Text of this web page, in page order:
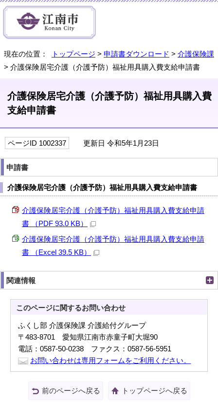
現在の位置： トップページ > 申請書ダウンロード > 介護保険課
> 介護保険居宅介護（介護予防）福祉用具購入費支給申請書
介護保険居宅介護（介護予防）福祉用具購入費
支給申請書
ページID 1002337 更新日 令和5年1月23日
申請書
介護保険居宅介護（介護予防）福祉用具購入費支給申請書
介護保険居宅介護（介護予防）福祉用具購入費支給申請
書 （PDF 93.0 KB）
介護保険居宅介護（介護予防）福祉用具購入費支給申請
書 （Excel 39.5 KB）
関連情報
このページに関するお問い合わせ
ふくし部 介護保険課 介護給付グループ
〒483-8701 愛知県江南市赤童子町大堀90
電話：0587-50-0238 ファクス：0587-56-5951
お問い合わせは専用フォームをご利用ください。
前のページへ戻る トップページへ戻る